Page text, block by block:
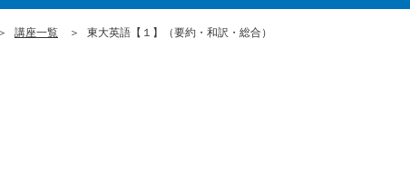
講座一覧 東大英語【１】（要約・和訳・総合）